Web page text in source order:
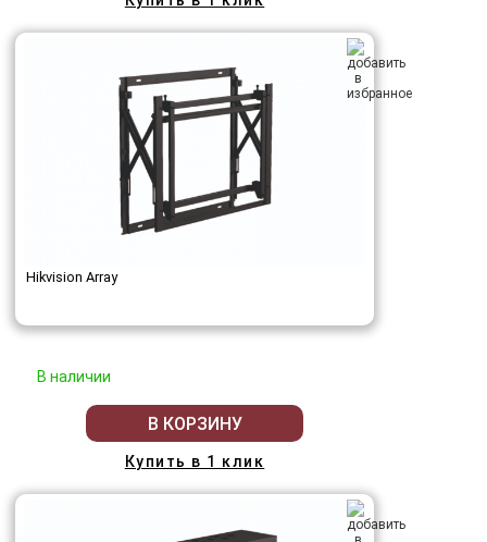
Hikvision Array
В наличии
В КОРЗИНУ
Купить в 1 клик